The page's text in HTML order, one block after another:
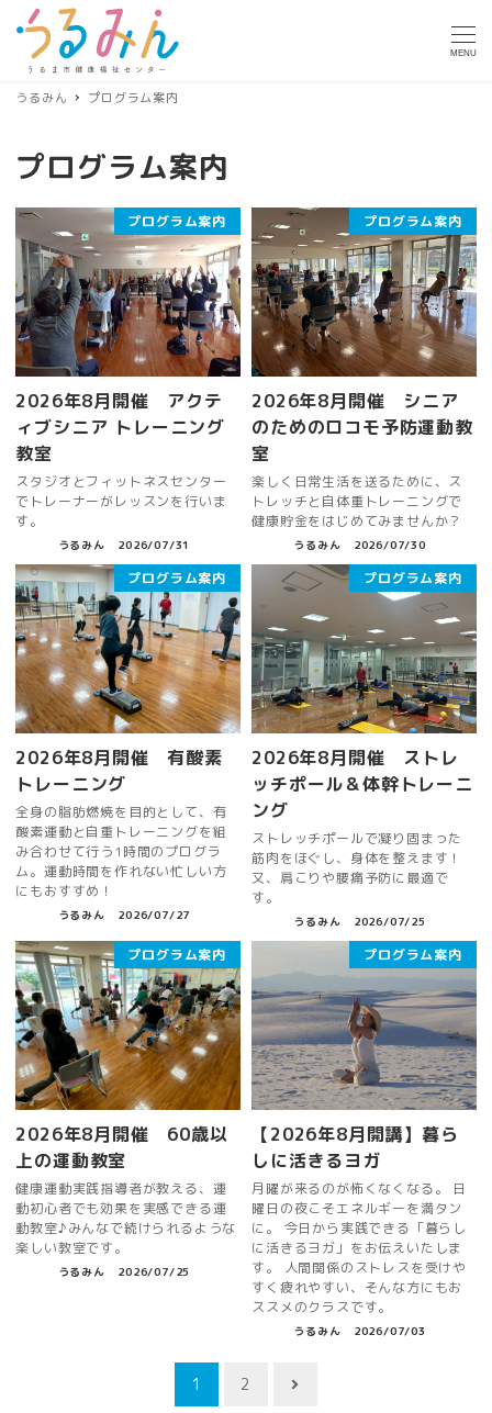
MENU
うるみん プログラム案内
プログラム案内
プログラム案内
2026年8月開催 アクテ
ィブシニア トレーニング
教室
スタジオとフィットネスセンター
でトレーナーがレッスンを行いま
す。
うるみん 2026/07/31
プログラム案内
2026年8月開催 シニア
のためのロコモ予防運動教
室
楽しく日常生活を送るために、ス
トレッチと自体重トレーニングで
健康貯金をはじめてみませんか？
うるみん 2026/07/30
プログラム案内
2026年8月開催 有酸素
トレーニング
全身の脂肪燃焼を目的として、有
酸素運動と自重トレーニングを組
み合わせて行う1時間のプログラ
ム。運動時間を作れない忙しい方
にもおすすめ！
うるみん 2026/07/27
プログラム案内
2026年8月開催 ストレ
ッチポール＆体幹トレーニ
ング
ストレッチポールで凝り固まった
筋肉をほぐし、身体を整えます！
又、肩こりや腰痛予防に最適で
す。
うるみん 2026/07/25
プログラム案内
2026年8月開催 60歳以
上の運動教室
健康運動実践指導者が教える、運
動初心者でも効果を実感できる運
動教室♪みんなで続けられるような
楽しい教室です。
うるみん 2026/07/25
プログラム案内
【2026年8月開講】暮ら
しに活きるヨガ
月曜が来るのが怖くなくなる。 日
曜日の夜こそエネルギーを満タン
に。 今日から実践できる「暮らし
に活きるヨガ」をお伝えいたしま
す。 人間関係のストレスを受けや
すく疲れやすい、そんな方にもお
ススメのクラスです。
うるみん 2026/07/03
1 2